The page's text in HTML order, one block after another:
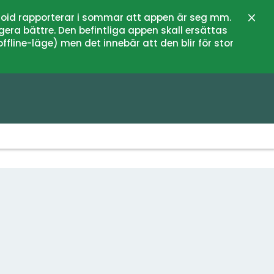
rapporterar i sommar att appen är seg mm.
bättre. Den befintliga appen skall ersättas
läge) men det innebär att den blir för stor